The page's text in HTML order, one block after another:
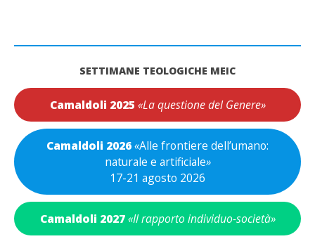
SETTIMANE TEOLOGICHE MEIC
Camaldoli 2025 «La questione del Genere»
Camaldoli 2026«Alle frontiere dell’umano:
naturale e artificiale»
17-21 agosto 2026
Camaldoli 2027 «Il rapporto individuo-società»